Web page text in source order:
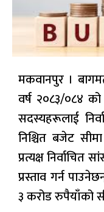
मकवानपुर ।
वर्ष २०८३/०८४
सदस्यहरूलाई
निश्चित बजेट
प्रत्यक्ष
प्रस्ताव गर्न
३ करोड रुपैयाँको